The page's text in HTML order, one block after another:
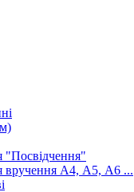
"Посвідчення"
вручення А4, А5, А6 ...